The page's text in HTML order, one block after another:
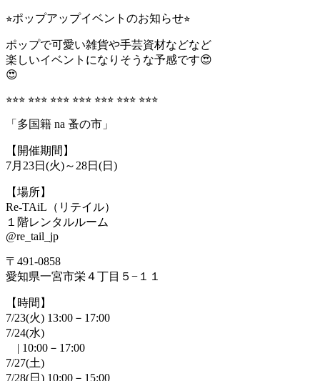
⭐︎ポップアップイベントのお知らせ⭐︎
ポップで可愛い雑貨や手芸資材などなど
楽しいイベントになりそうな予感です😍
😍
⭐︎⭐︎⭐︎ ⭐︎⭐︎⭐︎ ⭐︎⭐︎⭐︎ ⭐︎⭐︎⭐︎ ⭐︎⭐︎⭐︎ ⭐︎⭐︎⭐︎ ⭐︎⭐︎⭐︎
「多国籍 na 蚤の市」
【開催期間】
7月23日(火)～28日(日)
【場所】
Re-TAiL（リテイル）
１階レンタルルーム
@re_tail_jp
〒491-0858
愛知県一宮市栄４丁目５−１１
【時間】
7/23(火) 13:00－17:00
7/24(水)
| 10:00－17:00
7/27(土)
7/28(日) 10:00－15:00